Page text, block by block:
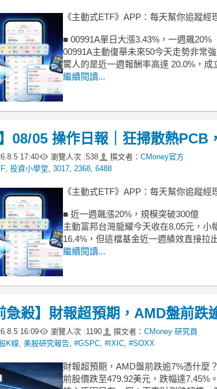
《主動式ETF》APP：每天幫你追蹤經
■ 00991A單日大漲3.43%，一週飆20%
00991A主動復華未來50今天走勢非常
驚人的是近一週報酬率高達 20.0%，成
繼續閱讀...
】08/05 操作日報｜狂掃散熱PCB
17:40 瀏覽人次 :538 撰文者： CMoney官方
投資小學堂 3017 2368 6488
《主動式ETF》APP：每天幫你追蹤經
■ 近一週飆漲20%，規模突破300億
主動富邦台灣龍耀今天收在8.05元，
16.4%，但這檔基金近一週績效直接拉
繼續閱讀...
急殺】財報超預期，AMD盤前跌
16:09 瀏覽人次 :1190 撰文者： CMoney 研究員
K線 美股研究報告 #GSPC #IXIC #SOXX
財報超預期，AMD盤前跌逾7%憑什麼
前股價跌至479.92美元，跌幅達7.45%